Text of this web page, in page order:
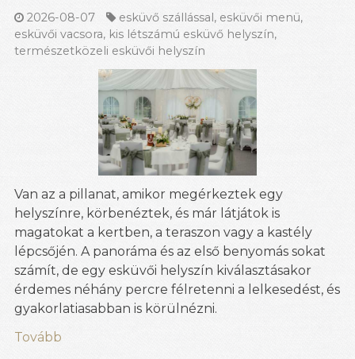
2026-08-07 esküvő szállással , esküvői menü,
esküvői vacsora, kis létszámú esküvő helyszín,
természetközeli esküvői helyszín
Van az a pillanat, amikor megérkeztek egy
helyszínre, körbenéztek, és már látjátok is
magatokat a kertben, a teraszon vagy a kastély
lépcsőjén. A panoráma és az első benyomás sokat
számít, de egy esküvői helyszín kiválasztásakor
érdemes néhány percre félretenni a lelkesedést, és
gyakorlatiasabban is körülnézni.
Tovább